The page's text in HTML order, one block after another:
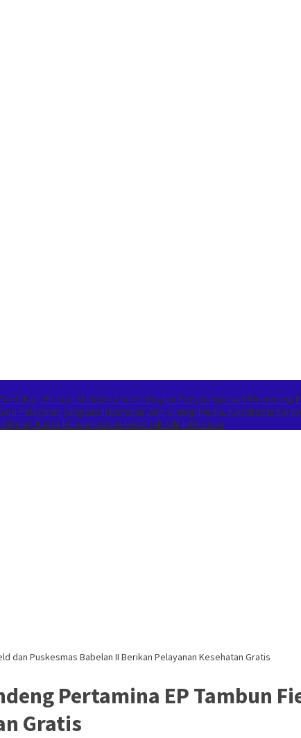
LBH Arya Mandalika Sorot Dugaan Penyalahgunaan
Pelayanan yang Lebih Humanis Jalin Sinergi Media, Kapolresta
Kuasa Hukum Korban Minta Tak Ada Intervensi
dan Puskesmas Babelan II Berikan Pelayanan Kesehatan Gratis
Pertamina EP Tambun
Gratis